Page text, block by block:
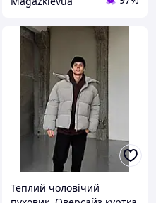
Теплий чоловічий